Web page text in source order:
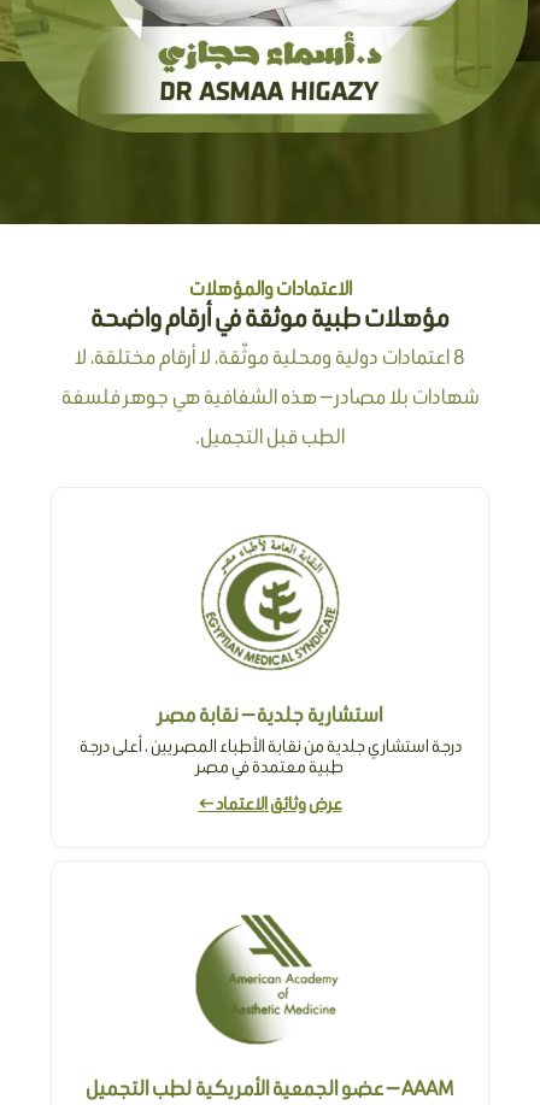
الاعتمادات والمؤهلات
مؤهلات طبية موثقة في أرقام واضحة
8 اعتمادات دولية ومحلية موثّقة، لا أرقام مختلقة، لا
شهادات بلا مصادر — هذه الشفافية هي جوهر فلسفة
الطب قبل التجميل.
استشارية جلدية — نقابة مصر
درجة استشاري جلدية من نقابة الأطباء المصريين ، أعلى درجة
طبية معتمدة في مصر
عرض وثائق الاعتماد ←
AAAM — عضو الجمعية الأمريكية لطب التجميل